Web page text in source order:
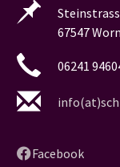
67547
06241
Facebook